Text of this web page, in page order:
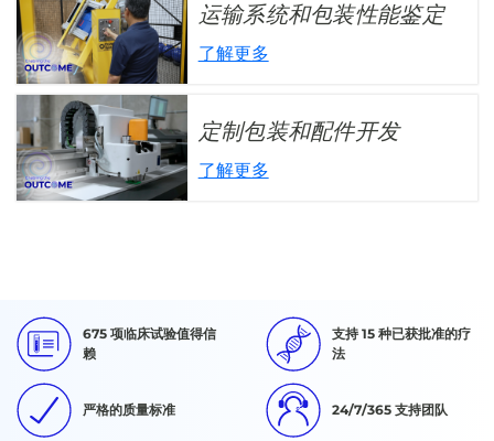
运输系统和包装性能鉴定
了解更多
定制包装和配件开发
了解更多
675 项临床试验值得信
赖
支持 15 种已获批准的疗
法
严格的质量标准 24/7/365 支持团队